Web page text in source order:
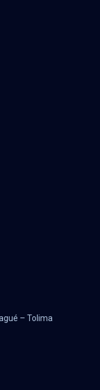
– Tolima